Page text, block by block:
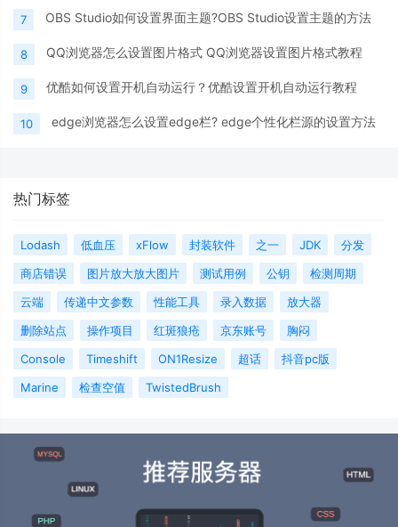
7 OBS Studio如何设置界面主题?OBS Studio设置主题的方法
8 QQ浏览器怎么设置图片格式 QQ浏览器设置图片格式教程
9 优酷如何设置开机自动运行？优酷设置开机自动运行教程
10 edge浏览器怎么设置edge栏? edge个性化栏源的设置方法
热门标签
Lodash 低血压 xFlow 封装软件 之一 JDK
分发
商店错误
图片放大放大图片 测试用例 公钥
检测周期
云端
传递中文参数 性能工具 录入数据
放大器
删除站点
操作项目 红斑狼疮 京东账号
胸闷
Console
Timeshift ON1Resize 超话
抖音pc版
Marine
检查空值 TwistedBrush